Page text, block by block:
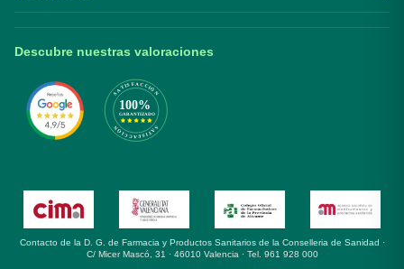
Descubre nuestras valoraciones
Contacto de la D. G. de Farmacia y Productos Sanitarios de la Conselleria de Sanidad ·
C/ Micer Mascó, 31 · 46010 Valencia · Tel. 961 928 000